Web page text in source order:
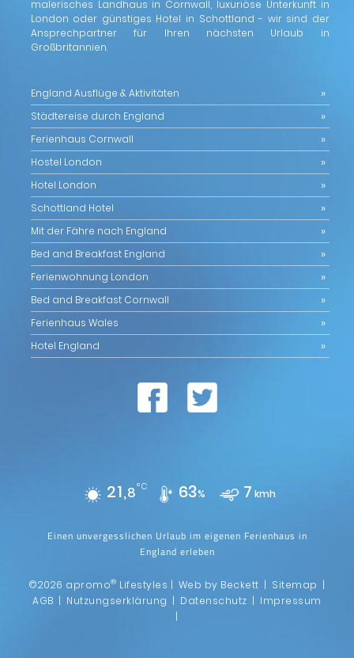
malerisches Landhaus in Cornwall, luxuriöse Unterkunft in
London oder günstiges Hotel in Schottland - wir sind der
Ansprechpartner für Ihren nächsten Urlaub in
Großbritannien.
England Ausflüge & Aktivitäten
Städtereise durch England
Ferienhaus Cornwall
Hostel London
Hotel London
Schottland Hotel
Mit der Fähre nach England
Bed and Breakfast England
Ferienwohnung London
Bed and Breakfast Cornwall
Ferienhaus Wales
Hotel England
21,8°C 63% 7 kmh
Einen unvergesslichen Urlaub im eigenen Ferienhaus in
England erleben
©2026 apromo® Lifestyles | Web by Beckett | Sitemap |
AGB | Nutzungserklärung | Datenschutz | Impressum
|